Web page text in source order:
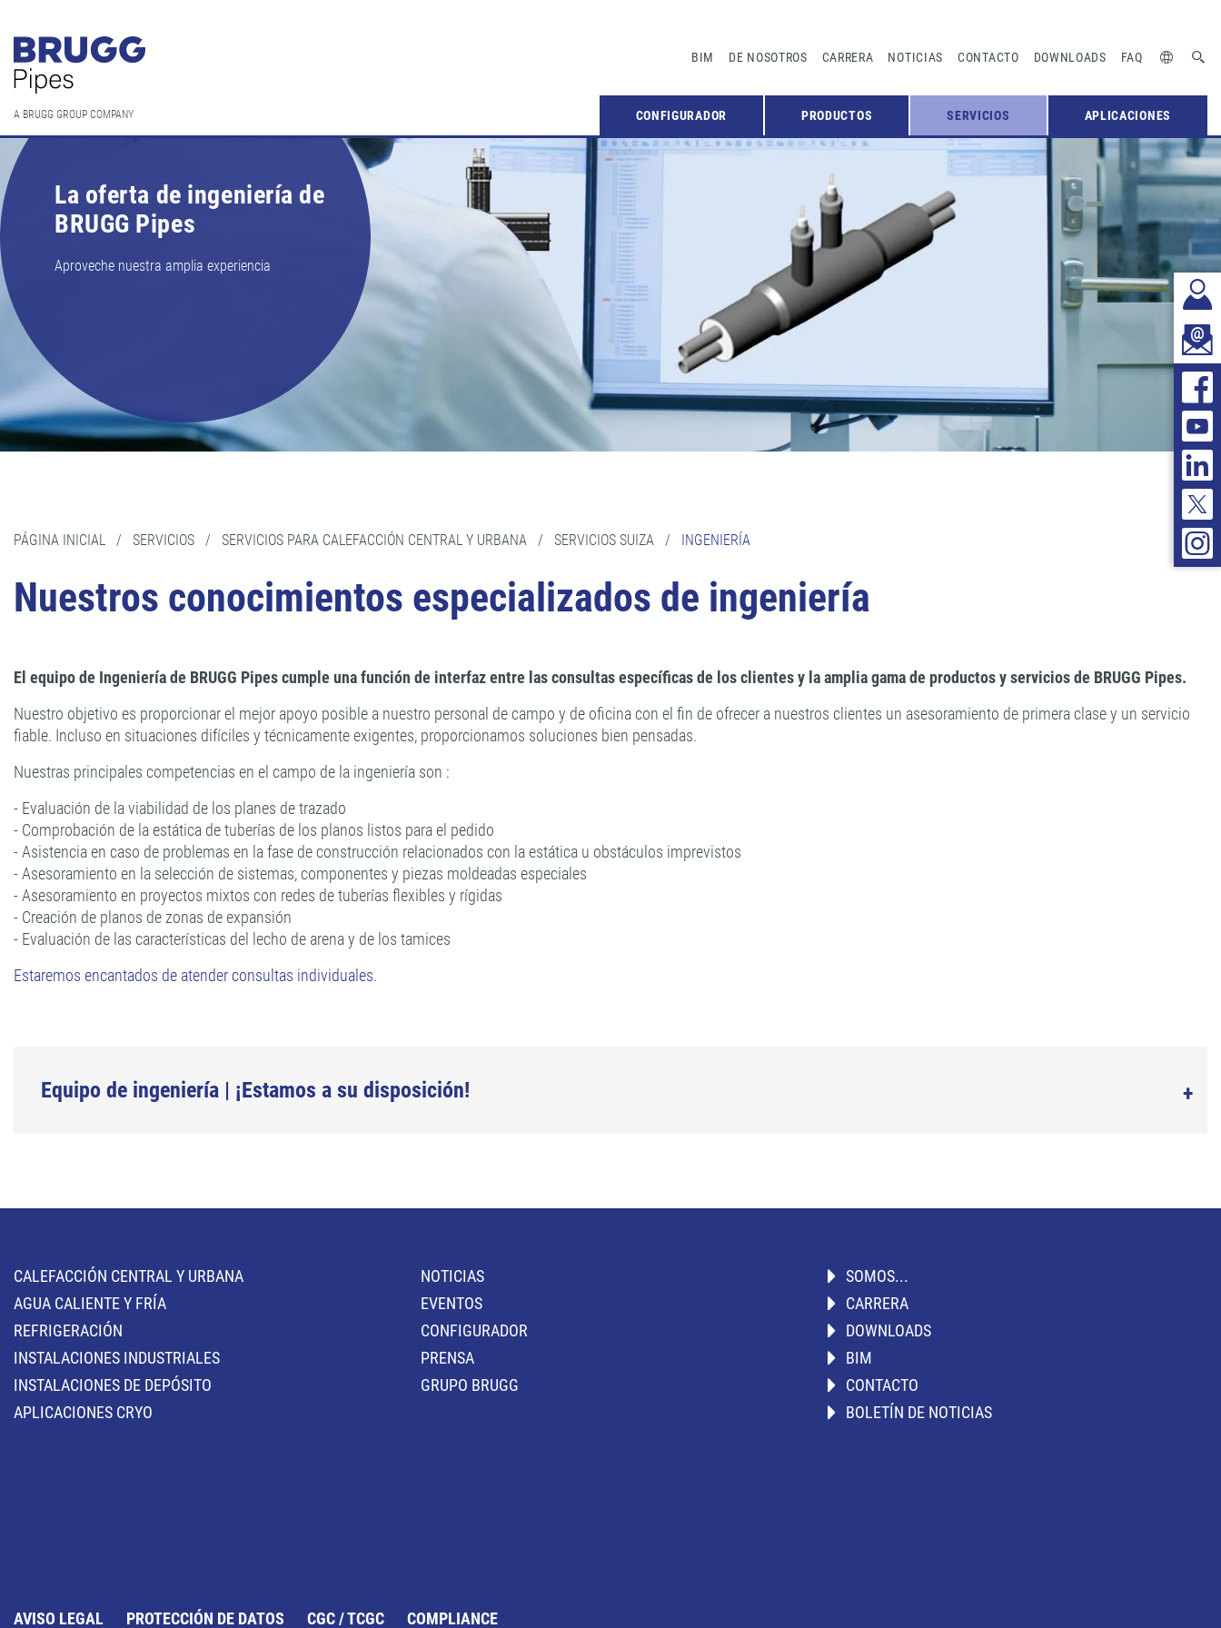
BIM DE NOSOTROS CARRERA NOTICIAS CONTACTO DOWNLOADS FAQ
A BRUGG GROUP COMPANY CONFIGURADOR PRODUCTOS SERVICIOS APLICACIONES
La oferta de ingeniería de
BRUGG Pipes
Aproveche nuestra amplia experiencia
PÁGINA INICIAL / SERVICIOS / SERVICIOS PARA CALEFACCIÓN CENTRAL Y URBANA / SERVICIOS SUIZA / INGENIERÍA
Nuestros conocimientos especializados de ingeniería
El equipo de Ingeniería de BRUGG Pipes cumple una función de interfaz entre las consultas específicas de los clientes y la amplia gama de productos y servicios de BRUGG Pipes.
Nuestro objetivo es proporcionar el mejor apoyo posible a nuestro personal de campo y de oficina con el fin de ofrecer a nuestros clientes un asesoramiento de primera clase y un servicio
fiable. Incluso en situaciones difíciles y técnicamente exigentes, proporcionamos soluciones bien pensadas.
Nuestras principales competencias en el campo de la ingeniería son :
- Evaluación de la viabilidad de los planes de trazado
- Comprobación de la estática de tuberías de los planos listos para el pedido
- Asistencia en caso de problemas en la fase de construcción relacionados con la estática u obstáculos imprevistos
- Asesoramiento en la selección de sistemas, componentes y piezas moldeadas especiales
- Asesoramiento en proyectos mixtos con redes de tuberías flexibles y rígidas
- Creación de planos de zonas de expansión
- Evaluación de las características del lecho de arena y de los tamices
Estaremos encantados de atender consultas individuales.
Equipo de ingeniería | ¡Estamos a su disposición!
CALEFACCIÓN CENTRAL Y URBANA
AGUA CALIENTE Y FRÍA
REFRIGERACIÓN
INSTALACIONES INDUSTRIALES
INSTALACIONES DE DEPÓSITO
APLICACIONES CRYO
NOTICIAS
EVENTOS
CONFIGURADOR
PRENSA
GRUPO BRUGG
SOMOS...
CARRERA
DOWNLOADS
BIM
CONTACTO
BOLETÍN DE NOTICIAS
AVISO LEGAL PROTECCIÓN DE DATOS CGC / TCGC COMPLIANCE